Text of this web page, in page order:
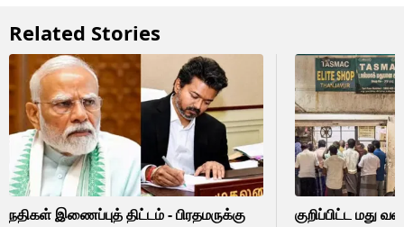
Related Stories
நதிகள் இணைப்புத் திட்டம் - பிரதமருக்கு
குறிப்பிட்ட மது